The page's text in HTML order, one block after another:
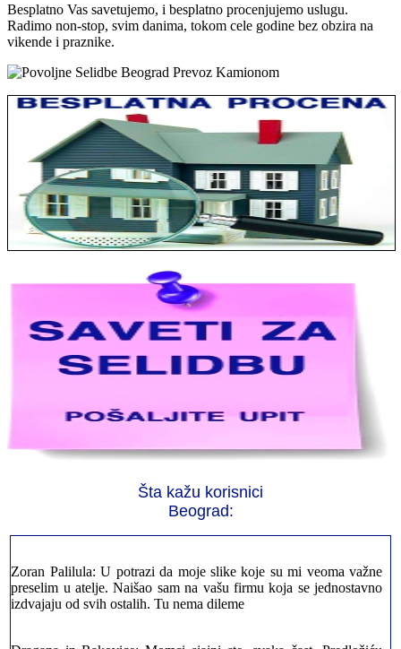
Besplatno Vas savetujemo, i besplatno procenjujemo uslugu.
Radimo non-stop, svim danima, tokom cele godine bez obzira na
vikende i praznike.
Šta kažu korisnici
Beograd:
Jelena sa Čukarice: Mogu da pohvalim sve radnike u firmi jer su
sam preselila sve stvari u moj novi stan. Hvala Vam puno
Zoran Palilula: U potrazi da moje slike koje su mi veoma važne
izdvajaju od svih ostalih. Tu nema dileme